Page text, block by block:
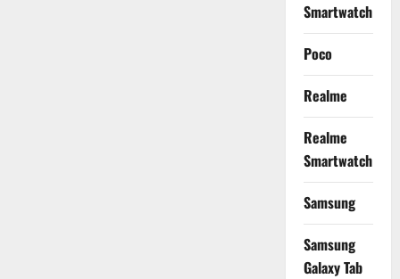
Smartwatch
Poco
Realme
Realme
Smartwatch
Samsung
Samsung
Galaxy Tab